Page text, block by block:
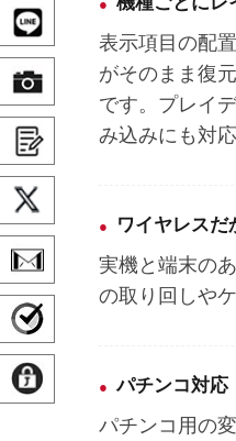
表示項目の配
がそのまま復
です。プレイ
み込みにも対
ワイヤレスだ
実機と端末の
の取り回しや
パチンコ対応
パチンコ用の